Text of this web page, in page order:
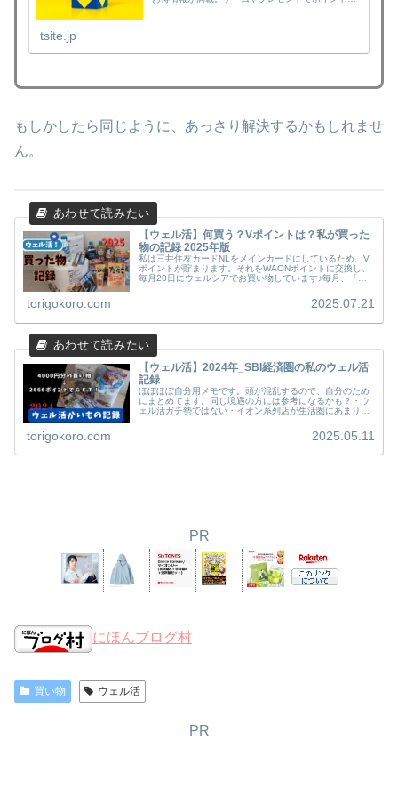
tsite.jp
もしかしたら同じように、あっさり解決するかもしれませ
ん。
【ウェル活】何買う？Vポイントは？私が買った
物の記録 2025年版
私は三井住友カードNLをメインカードにしているため、V
ポイントが貯まります。それをWAONポイントに交換し、
毎月20日にウェルシアでお買い物しています♪毎月、「何
torigokoro.com 2025.07.21
【ウェル活】2024年_SBI経済圏の私のウェル活
記録
ほぼほぼ自分用メモです。頭が混乱するので、自分のため
にまとめてます。同じ境遇の方には参考になるかも？・ウ
ェル活ガチ勢ではない・イオン系列店が生活圏にあまりな
torigokoro.com 2025.05.11
PR
にほんブログ村
買い物 ウェル活
PR